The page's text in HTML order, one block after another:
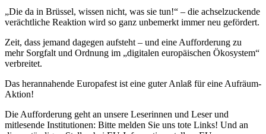
„Die da in Brüssel, wissen nicht, was sie tun!“ – die achselzuckende
verächtliche Reaktion wird so ganz unbemerkt immer neu gefördert.
Zeit, dass jemand dagegen aufsteht – und eine Aufforderung zu
mehr Sorgfalt und Ordnung im „digitalen europäischen Ökosystem“
verbreitet.
Das herannahende Europafest ist eine guter Anlaß für eine Aufräum-
Aktion!
Die Aufforderung geht an unsere Leserinnen und Leser und
mitlesende Institutionen: Bitte melden Sie uns tote Links! Und an